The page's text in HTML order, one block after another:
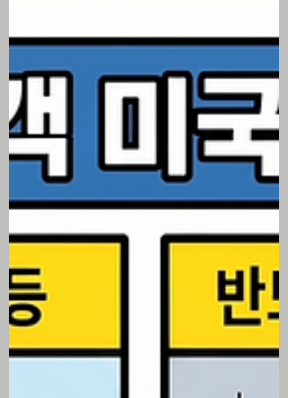
식들에 거친 투매가 쏟아지며 필라델피아
디아를 비롯한 매그니피센트 7 기업들이
타격을 입은 가운데 애플이 하락장 속 상대
적 방어력을 입증하며 시가총액 1위 자리
탈환 필립 제퍼슨 연준 부의장과 다수의 지
역 연은 총재들이 인플레이션 고착화 우려
를 표명하며 추가 금리 인상 가능성을 열어
두는 매파적 기조 발언 트럼프 대통령의 중
국 선거 개입 비난 연설과 이란을 향한 6일
연속 미군 공습 등 지정학적 리스크가 겹치
며 국제 원유 가격 동반 상승 7월 소비자심
리지수는 반등하고 6월 주택 착공은 늘어
났으나 수입 물가 상승 등 경제 지표가 혼조
세를 보이며 투심 변동성 가중 미국 주식 시